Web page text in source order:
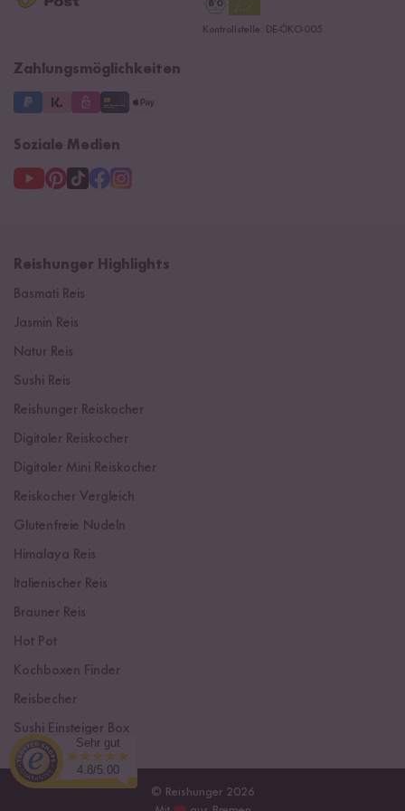
Kontrollstelle: DE-ÖKO-005
Zahlungsmöglichkeiten
Soziale Medien
Reishunger Highlights
Basmati Reis
Jasmin Reis
Natur Reis
Sushi Reis
Reishunger Reiskocher
Digitaler Reiskocher
Digitaler Mini Reiskocher
Reiskocher Vergleich
Glutenfreie Nudeln
Himalaya Reis
Italienischer Reis
Brauner Reis
Hot Pot
Kochboxen Finder
Reisbecher
Sushi Einsteiger Box
© Reishunger 2026
Sehr gut
4.8/5.00